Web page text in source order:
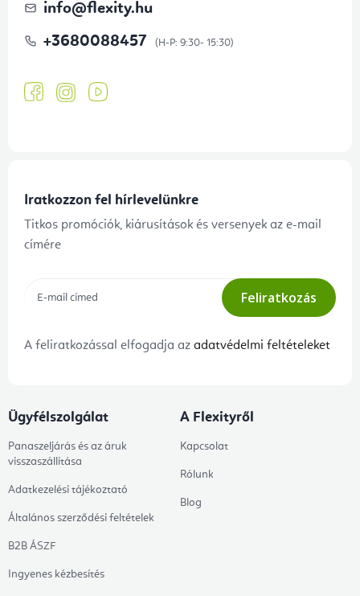
info@flexity.hu
+3680088457
Iratkozzon fel hírlevelünkre
Titkos promóciók, kiárusítások és versenyek az e-mail
címére
Feliratkozás
A feliratkozással elfogadja az adatvédelmi feltételeket
Ügyfélszolgálat
Panaszeljárás és az áruk
visszaszállítása
Adatkezelési tájékoztató
Általános szerződési feltételek
B2B ÁSZF
Ingyenes kézbesítés
A Flexityről
Kapcsolat
Rólunk
Blog